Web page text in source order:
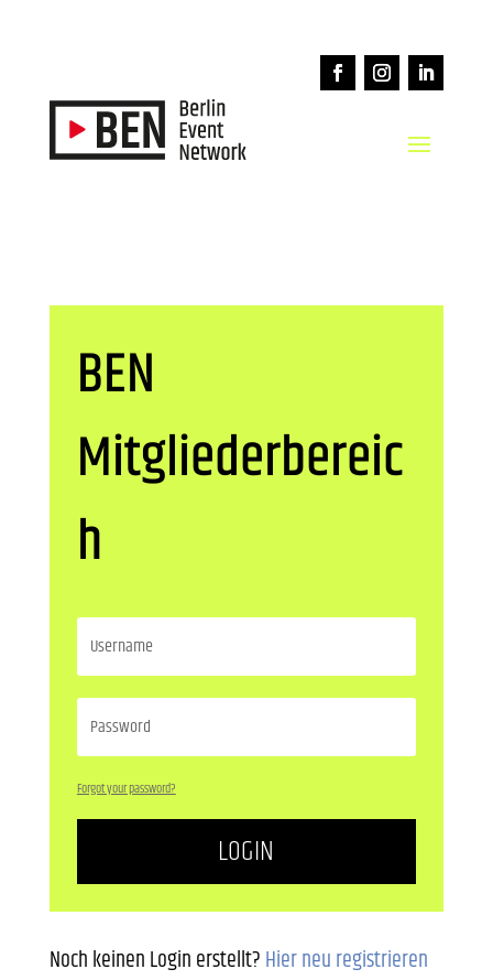
BEN
Mitgliederbereic
h
Forgot your password?
LOGIN
Noch keinen Login erstellt?Hier neu registrieren